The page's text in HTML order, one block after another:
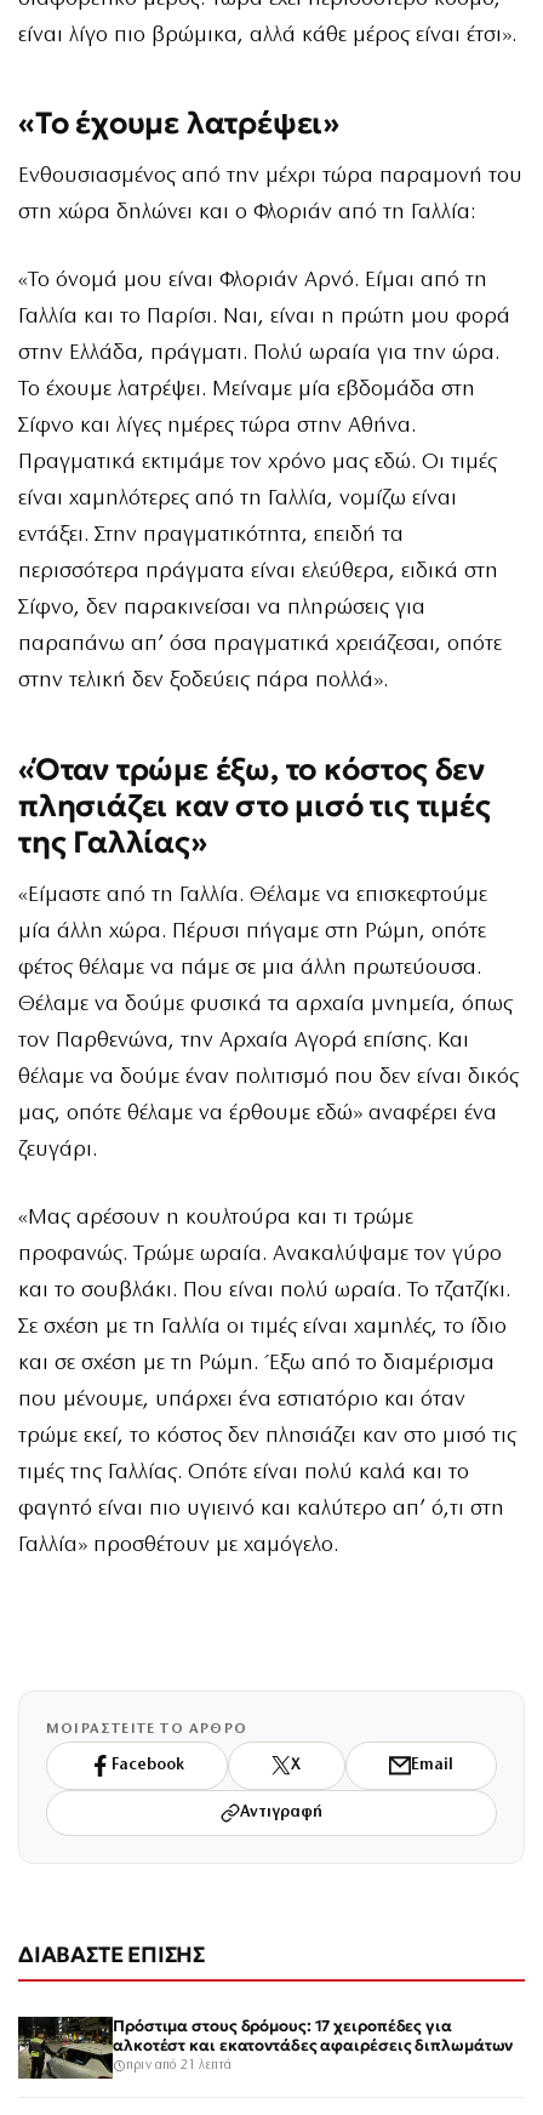
είναι λίγο πιο βρώμικα, αλλά κάθε μέρος είναι έτσι».
«Το έχουμε λατρέψει»
Ενθουσιασμένος από την μέχρι τώρα παραμονή του
στη χώρα δηλώνει και ο Φλοριάν από τη Γαλλία:
«Το όνομά μου είναι Φλοριάν Αρνό. Είμαι από τη
Γαλλία και το Παρίσι. Ναι, είναι η πρώτη μου φορά
στην Ελλάδα, πράγματι. Πολύ ωραία για την ώρα.
Το έχουμε λατρέψει. Μείναμε μία εβδομάδα στη
Σίφνο και λίγες ημέρες τώρα στην Αθήνα.
Πραγματικά εκτιμάμε τον χρόνο μας εδώ. Οι τιμές
είναι χαμηλότερες από τη Γαλλία, νομίζω είναι
εντάξει. Στην πραγματικότητα, επειδή τα
περισσότερα πράγματα είναι ελεύθερα, ειδικά στη
Σίφνο, δεν παρακινείσαι να πληρώσεις για
παραπάνω απ’ όσα πραγματικά χρειάζεσαι, οπότε
στην τελική δεν ξοδεύεις πάρα πολλά».
«Όταν τρώμε έξω, το κόστος δεν
πλησιάζει καν στο μισό τις τιμές
της Γαλλίας»
«Είμαστε από τη Γαλλία. Θέλαμε να επισκεφτούμε
μία άλλη χώρα. Πέρυσι πήγαμε στη Ρώμη, οπότε
φέτος θέλαμε να πάμε σε μια άλλη πρωτεύουσα.
Θέλαμε να δούμε φυσικά τα αρχαία μνημεία, όπως
τον Παρθενώνα, την Αρχαία Αγορά επίσης. Και
θέλαμε να δούμε έναν πολιτισμό που δεν είναι δικός
μας, οπότε θέλαμε να έρθουμε εδώ» αναφέρει ένα
ζευγάρι.
«Μας αρέσουν η κουλτούρα και τι τρώμε
προφανώς. Τρώμε ωραία. Ανακαλύψαμε τον γύρο
και το σουβλάκι. Που είναι πολύ ωραία. Το τζατζίκι.
Σε σχέση με τη Γαλλία οι τιμές είναι χαμηλές, το ίδιο
και σε σχέση με τη Ρώμη. Έξω από το διαμέρισμα
που μένουμε, υπάρχει ένα εστιατόριο και όταν
τρώμε εκεί, το κόστος δεν πλησιάζει καν στο μισό τις
τιμές της Γαλλίας. Οπότε είναι πολύ καλά και το
φαγητό είναι πιο υγιεινό και καλύτερο απ’ ό,τι στη
Γαλλία» προσθέτουν με χαμόγελο.
ΜΟΙΡΑΣΤΕΙΤΕ ΤΟ ΑΡΘΡΟ
Facebook X Email
Αντιγραφή
ΔΙΑΒΑΣΤΕ ΕΠΙΣΗΣ
Πρόστιμα στους δρόμους: 17 χειροπέδες για
αλκοτέστ και εκατοντάδες αφαιρέσεις διπλωμάτων
πριν από 21 λεπτά